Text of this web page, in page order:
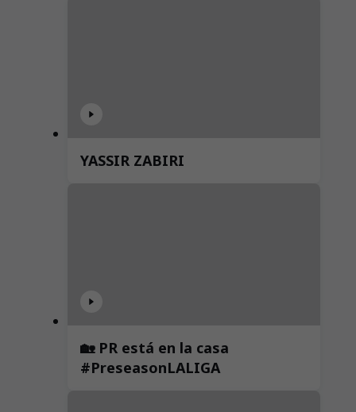
YASSIR ZABIRI
🏡 PR está en la casa
#PreseasonLALIGA